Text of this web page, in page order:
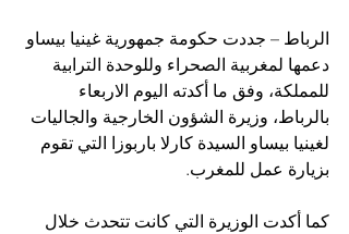
الرباط – جددت حكومة جمهورية غينيا بيساو
دعمها لمغربية الصحراء وللوحدة الترابية
للمملكة، وفق ما أكدته اليوم الاربعاء
بالرباط، وزيرة الشؤون الخارجية والجاليات
لغينيا بيساو السيدة كارلا باربوزا التي تقوم
بزيارة عمل للمغرب.
كما أكدت الوزيرة التي كانت تتحدث خلال